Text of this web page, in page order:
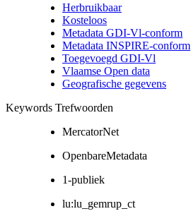
Herbruikbaar
Kosteloos
Metadata GDI-Vl-conform
Metadata INSPIRE-conform
Toegevoegd GDI-Vl
Vlaamse Open data
Geografische gegevens
Keywords Trefwoorden
MercatorNet
OpenbareMetadata
1-publiek
lu:lu_gemrup_ct